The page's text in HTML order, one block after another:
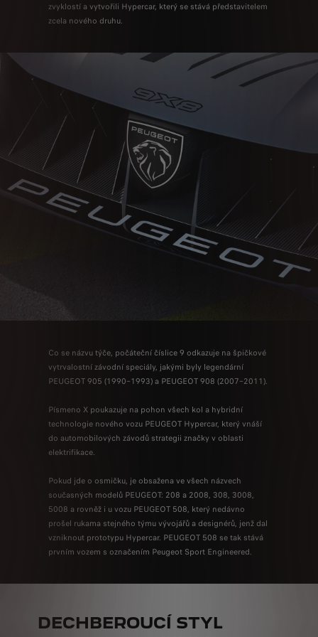
zvyklostí a vytvořili Hypercar, který se stává představitelem
zcela nového druhu.
Co se názvu týče, počáteční číslice 9 odkazuje na špičkové
vytrvalostní závodní speciály, jakými byly legendární
PEUGEOT 905 (1990–1993) a PEUGEOT 908 (2007–2011).
Písmeno X poukazuje na pohon všech kol a hybridní
technologie nového vozu PEUGEOT Hypercar, který vnáší
do automobilových závodů strategii značky v oblasti
elektrifikace.
Pokud jde o osmičku, je obsažena ve všech názvech
současných modelů PEUGEOT: 208 a 2008, 308, 3008,
5008 a rovněž i u vozu PEUGEOT 508, který nedávno
prošel rukama stejného týmu vývojářů a designérů, jenž dal
vzniknout prototypu Hypercar. PEUGEOT 508 se tak stává
prvním vozem s označením Peugeot Sport Engineered.
DECHBEROUCÍ STYL